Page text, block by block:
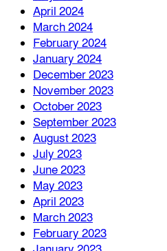
April 2024
March 2024
February 2024
January 2024
December 2023
November 2023
October 2023
September 2023
August 2023
July 2023
June 2023
May 2023
April 2023
March 2023
February 2023